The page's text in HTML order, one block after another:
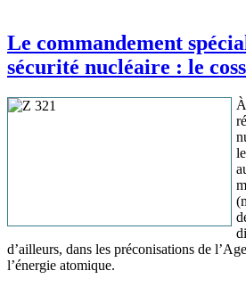
Le commandement
sécurité nucléaire : le
d’ailleurs, dans les préconisations de
l’énergie atomique.